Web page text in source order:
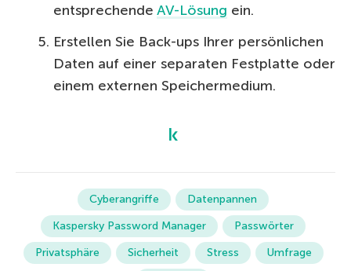
entsprechende AV-Lösung ein.
Erstellen Sie Back-ups Ihrer persönlichen
Daten auf einer separaten Festplatte oder
einem externen Speichermedium.
Cyberangriffe
Datenpannen
Kaspersky Password Manager
Passwörter
Privatsphäre
Sicherheit Stress
Umfrage